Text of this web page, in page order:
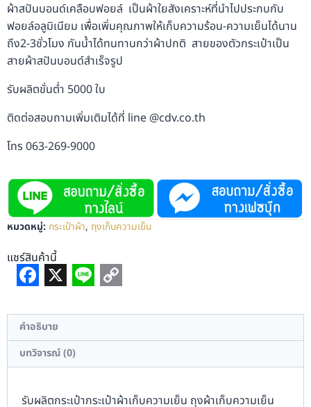
ผ้าสปันบอนด์เคลือบฟอยล์ เป็นผ้าใยสังเคราะห์ที่นำไปประกบกับ
ฟอยล์อลูมิเนียม เพื่อเพิ่มคุณภาพให้เก็บความร้อน-ความเย็นได้นาน
ถึง2-3ชั่วโมง กันน้ำได้ทนทานกว่าผ้าปกติ สายของตัวกระเป๋าเป็น
สายผ้าสปันบอนด์สำเร็จรูป
รับผลิตขั่นต่ำ 5000 ใบ
ติดต่อสอบถามเพิ่มเติมได้ที่ line @cdv.co.th
โทร 063-269-9000
หมวดหมู่: กระเป๋าผ้า, ถุงเก็บความเย็น
แชร์สินค้านี้
Facebook
X LineCopy
Link
คำอธิบาย
บทวิจารณ์ (0)
รับผลิตกระเป๋ากระเป๋าผ้าเก็บความเย็น ถุงผ้าเก็บความเย็น